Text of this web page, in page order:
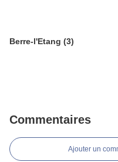
Berre-l'Etang (3)
Commentaires
Ajouter un